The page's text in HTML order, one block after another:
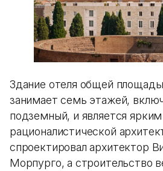
Здание отеля общей
занимает семь этажей,
подземный, и является
рационалистической
спроектировал архитектор
Морпурго, а строительство